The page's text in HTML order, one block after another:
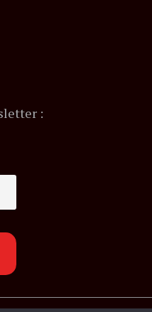
: